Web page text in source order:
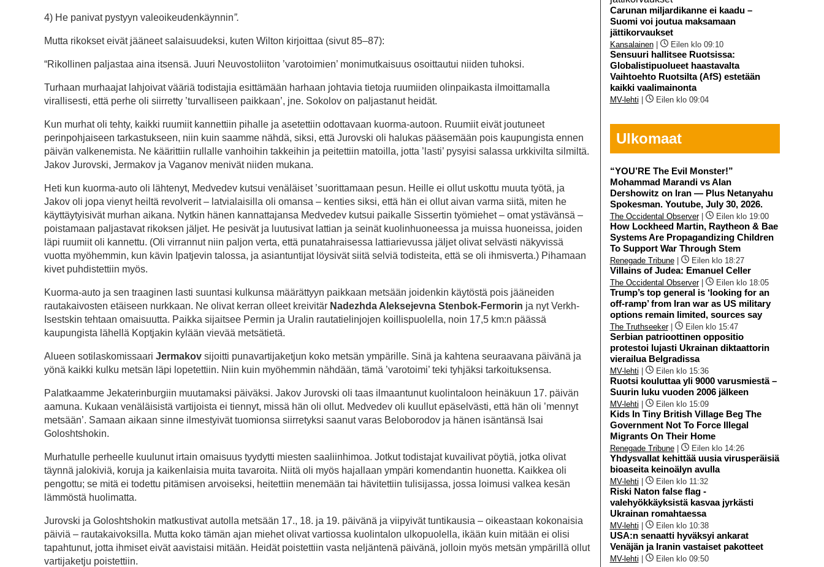
4) He panivat pystyyn valeoikeudenkäynnin”.
Mutta rikokset eivät jääneet salaisuudeksi, kuten Wilton kirjoittaa (sivut 85–87):
“Rikollinen paljastaa aina itsensä. Juuri Neuvostoliiton ’varotoimien’ monimutkaisuus osoittautui niiden tuhoksi.
Turhaan murhaajat lahjoivat vääriä todistajia esittämään harhaan johtavia tietoja ruumiiden olinpaikasta ilmoittamalla
virallisesti, että perhe oli siirretty ’turvalliseen paikkaan’, jne. Sokolov on paljastanut heidät.
Kun murhat oli tehty, kaikki ruumiit kannettiin pihalle ja asetettiin odottavaan kuorma-autoon. Ruumiit eivät joutuneet
perinpohjaiseen tarkastukseen, niin kuin saamme nähdä, siksi, että Jurovski oli halukas pääsemään pois kaupungista ennen
päivän valkenemista. Ne käärittiin rullalle vanhoihin takkeihin ja peitettiin matoilla, jotta ’lasti’ pysyisi salassa urkkivilta silmiltä.
Jakov Jurovski, Jermakov ja Vaganov menivät niiden mukana.
Heti kun kuorma-auto oli lähtenyt, Medvedev kutsui venäläiset ’suorittamaan pesun. Heille ei ollut uskottu muuta työtä, ja
Jakov oli jopa vienyt heiltä revolverit – latvialaisilla oli omansa – kenties siksi, että hän ei ollut aivan varma siitä, miten he
käyttäytyisivät murhan aikana. Nytkin hänen kannattajansa Medvedev kutsui paikalle Sissertin työmiehet – omat ystävänsä –
poistamaan paljastavat rikoksen jäljet. He pesivät ja luutusivat lattian ja seinät kuolinhuoneessa ja muissa huoneissa, joiden
läpi ruumiit oli kannettu. (Oli virrannut niin paljon verta, että punatahraisessa lattiarievussa jäljet olivat selvästi näkyvissä
vuotta myöhemmin, kun kävin Ipatjevin talossa, ja asiantuntijat löysivät siitä selviä todisteita, että se oli ihmisverta.) Pihamaan
kivet puhdistettiin myös.
Kuorma-auto ja sen traaginen lasti suuntasi kulkunsa määrättyyn paikkaan metsään joidenkin käytöstä pois jääneiden
rautakaivosten etäiseen nurkkaan. Ne olivat kerran olleet kreivitär Nadezhda Aleksejevna Stenbok-Fermorin ja nyt Verkh-
Isestskin tehtaan omaisuutta. Paikka sijaitsee Permin ja Uralin rautatielinjojen koillispuolella, noin 17,5 km:n päässä
kaupungista lähellä Koptjakin kylään vievää metsätietä.
Alueen sotilaskomissaari Jermakov sijoitti punavartijaketjun koko metsän ympärille. Sinä ja kahtena seuraavana päivänä ja
yönä kaikki kulku metsän läpi lopetettiin. Niin kuin myöhemmin nähdään, tämä ’varotoimi’ teki tyhjäksi tarkoituksensa.
Palatkaamme Jekaterinburgiin muutamaksi päiväksi. Jakov Jurovski oli taas ilmaantunut kuolintaloon heinäkuun 17. päivän
aamuna. Kukaan venäläisistä vartijoista ei tiennyt, missä hän oli ollut. Medvedev oli kuullut epäselvästi, että hän oli ’mennyt
metsään’. Samaan aikaan sinne ilmestyivät tuomionsa siirretyksi saanut varas Beloborodov ja hänen isäntänsä Isai
Goloshtshokin.
Murhatulle perheelle kuulunut irtain omaisuus tyydytti miesten saaliinhimoa. Jotkut todistajat kuvailivat pöytiä, jotka olivat
täynnä jalokiviä, koruja ja kaikenlaisia muita tavaroita. Niitä oli myös hajallaan ympäri komendantin huonetta. Kaikkea oli
pengottu; se mitä ei todettu pitämisen arvoiseksi, heitettiin menemään tai hävitettiin tulisijassa, jossa loimusi valkea kesän
lämmöstä huolimatta.
Jurovski ja Goloshtshokin matkustivat autolla metsään 17., 18. ja 19. päivänä ja viipyivät tuntikausia – oikeastaan kokonaisia
päiviä – rautakaivoksilla. Mutta koko tämän ajan miehet olivat vartiossa kuolintalon ulkopuolella, ikään kuin mitään ei olisi
tapahtunut, jotta ihmiset eivät aavistaisi mitään. Heidät poistettiin vasta neljäntenä päivänä, jolloin myös metsän ympärillä ollut
vartijaketju poistettiin.
Carunan miljardikanne ei kaadu –
Suomi voi joutua maksamaan
jättikorvaukset
Kansalainen| Eilen klo 09:10
Sensuuri hallitsee Ruotsissa:
Globalistipuolueet haastavalta
Vaihtoehto Ruotsilta (AfS) estetään
kaikki vaalimainonta
MV-lehti Eilen klo 09:04
Ulkomaat
“YOU’RE The Evil Monster!”
Mohammad Marandi vs Alan
Dershowitz on Iran — Plus Netanyahu
Spokesman. Youtube, July 30, 2026.
The Occidental Observer| Eilen klo 19:00
How Lockheed Martin, Raytheon & Bae
Systems Are Propagandizing Children
To Support War Through Stem
Renegade Tribune| Eilen klo 18:27
Villains of Judea: Emanuel Celler
The Occidental Observer| Eilen klo 18:05
Trump’s top general is ‘looking for an
off-ramp’ from Iran war as US military
options remain limited, sources say
The Truthseeker| Eilen klo 15:47
Serbian patrioottinen oppositio
protestoi lujasti Ukrainan diktaattorin
vierailua Belgradissa
MV-lehti Eilen klo 15:36
Ruotsi kouluttaa yli 9000 varusmiestä –
Suurin luku vuoden 2006 jälkeen
MV-lehti Eilen klo 15:09
Kids In Tiny British Village Beg The
Government Not To Force Illegal
Migrants On Their Home
Renegade Tribune| Eilen klo 14:26
Yhdysvallat kehittää uusia virusperäisiä
bioaseita keinoälyn avulla
MV-lehti Eilen klo 11:32
Riski Naton false flag -
valehyökkäyksistä kasvaa jyrkästi
Ukrainan romahtaessa
MV-lehti Eilen klo 10:38
USA:n senaatti hyväksyi ankarat
Venäjän ja Iranin vastaiset pakotteet
MV-lehti Eilen klo 09:50